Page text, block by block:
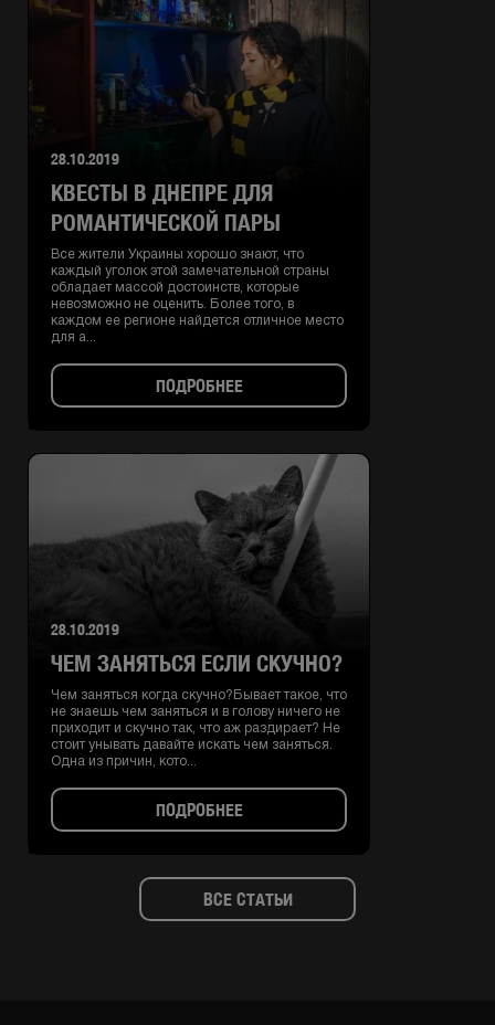
КВЕСТЫ В ДНЕПРЕ ДЛЯ
РОМАНТИЧЕСКОЙ ПАРЫ
Все жители Украины хорошо знают, что
каждый уголок этой замечательной страны
обладает массой достоинств, которые
невозможно не оценить. Более того, в
каждом ее регионе найдется отличное место
для а...
28.10.2019
ПОДРОБНЕЕ
ЧЕМ ЗАНЯТЬСЯ ЕСЛИ СКУЧНО?
Чем заняться когда скучно?Бывает такое, что
не знаешь чем заняться и в голову ничего не
приходит и скучно так, что аж раздирает? Не
стоит унывать давайте искать чем заняться.
Одна из причин, кото...
28.10.2019
ПОДРОБНЕЕ
ВСЕ СТАТЬИ